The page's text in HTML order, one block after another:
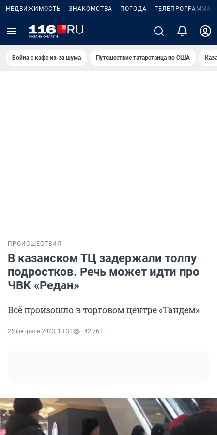
НЕДВИЖИМОСТЬ ЗНАКОМСТВА ПОГОДА ТЕЛЕПРОГРАММА
Война с кафе из-за шума Путешествие татарстанца по США
ПРОИСШЕСТВИЯ
В казанском ТЦ задержали толпу
подростков. Речь может идти про
ЧВК «Редан»
Всё произошло в торговом центре «Тандем»
26 февраля 2023, 18:31 42 761